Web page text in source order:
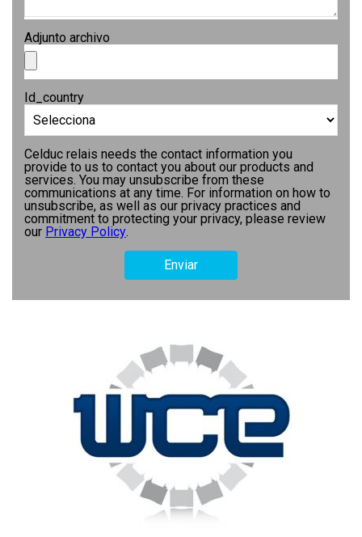
Adjunto archivo
Id_country
Celduc relais needs the contact information you
provide to us to contact you about our products and
services. You may unsubscribe from these
communications at any time. For information on how to
unsubscribe, as well as our privacy practices and
commitment to protecting your privacy, please review
our Privacy Policy.